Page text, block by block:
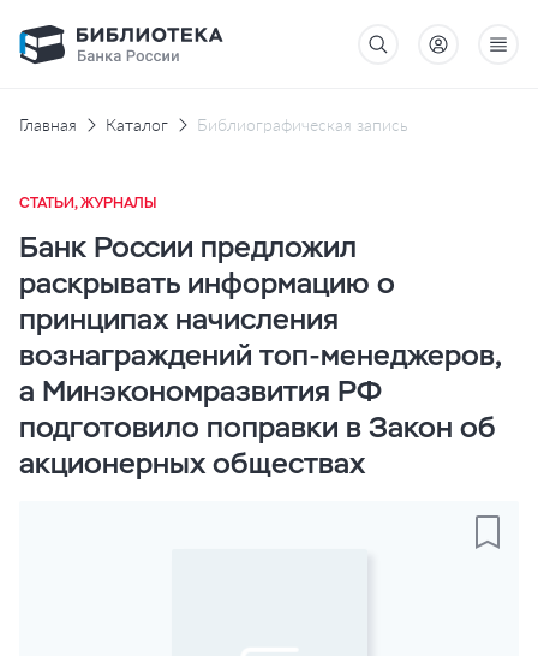
Главная Каталог Библиографическая запись
СТАТЬИ, ЖУРНАЛЫ
Банк России предложил
раскрывать информацию о
принципах начисления
вознаграждений топ-менеджеров,
а Минэкономразвития РФ
подготовило поправки в Закон об
акционерных обществах